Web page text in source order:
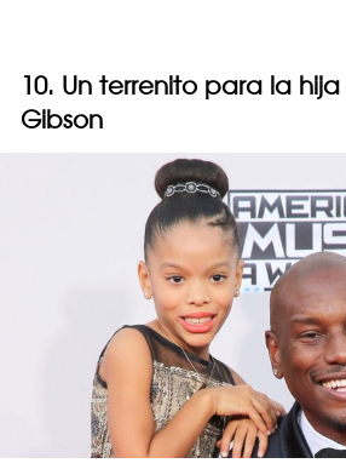
10. Un terrenito para la hija
Gibson